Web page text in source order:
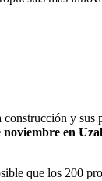
y sus
noviembre en
que los 200